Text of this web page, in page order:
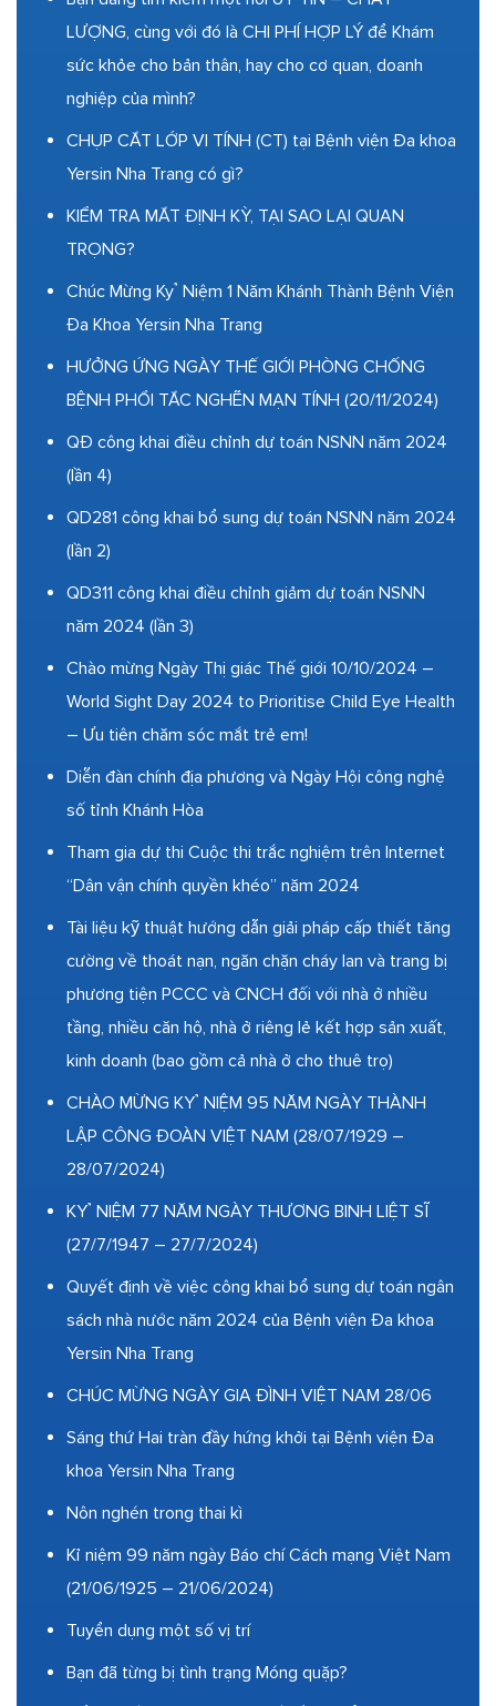
LƯỢNG, cùng với đó là CHI PHÍ HỢP LÝ để Khám
sức khỏe cho bản thân, hay cho cơ quan, doanh
nghiệp của mình?
CHỤP CẮT LỚP VI TÍNH (CT) tại Bệnh viện Đa khoa
Yersin Nha Trang có gì?
KIỂM TRA MẮT ĐỊNH KỲ, TẠI SAO LẠI QUAN
TRỌNG?
Chúc Mừng Kỷ Niệm 1 Năm Khánh Thành Bệnh Viện
Đa Khoa Yersin Nha Trang
HƯỞNG ỨNG NGÀY THẾ GIỚI PHÒNG CHỐNG
BỆNH PHỔI TẮC NGHẼN MẠN TÍNH (20/11/2024)
QĐ công khai điều chỉnh dự toán NSNN năm 2024
(lần 4)
QD281 công khai bổ sung dự toán NSNN năm 2024
(lần 2)
QD311 công khai điều chỉnh giảm dự toán NSNN
năm 2024 (lần 3)
Chào mừng Ngày Thị giác Thế giới 10/10/2024 –
World Sight Day 2024 to Prioritise Child Eye Health
– Ưu tiên chăm sóc mắt trẻ em!
Diễn đàn chính địa phương và Ngày Hội công nghệ
số tỉnh Khánh Hòa
Tham gia dự thi Cuộc thi trắc nghiệm trên Internet
“Dân vận chính quyền khéo” năm 2024
Tài liệu kỹ thuật hướng dẫn giải pháp cấp thiết tăng
cường về thoát nạn, ngăn chặn cháy lan và trang bị
phương tiện PCCC và CNCH đối với nhà ở nhiều
tầng, nhiều căn hộ, nhà ở riêng lẻ kết hợp sản xuất,
kinh doanh (bao gồm cả nhà ở cho thuê trọ)
CHÀO MỪNG KỶ NIỆM 95 NĂM NGÀY THÀNH
LẬP CÔNG ĐOÀN VIỆT NAM (28/07/1929 –
28/07/2024)
KỶ NIỆM 77 NĂM NGÀY THƯƠNG BINH LIỆT SĨ
(27/7/1947 – 27/7/2024)
Quyết định về việc công khai bổ sung dự toán ngân
sách nhà nước năm 2024 của Bệnh viện Đa khoa
Yersin Nha Trang
CHÚC MỪNG NGÀY GIA ĐÌNH VIỆT NAM 28/06
Sáng thứ Hai tràn đầy hứng khởi tại Bệnh viện Đa
khoa Yersin Nha Trang
Nôn nghén trong thai kì
Kỉ niệm 99 năm ngày Báo chí Cách mạng Việt Nam
(21/06/1925 – 21/06/2024)
Tuyển dụng một số vị trí
Bạn đã từng bị tình trạng Móng quặp?